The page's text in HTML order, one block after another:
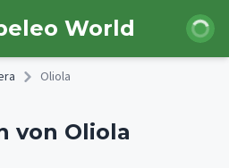
World
Oliola
von Oliola